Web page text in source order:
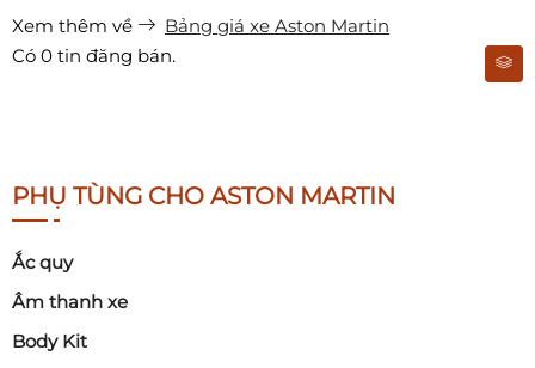
Xem thêm về
Bảng giá xe Aston Martin
Có 0 tin đăng bán.
PHỤ TÙNG CHO ASTON MARTIN
Ắc quy
Âm thanh xe
Body Kit